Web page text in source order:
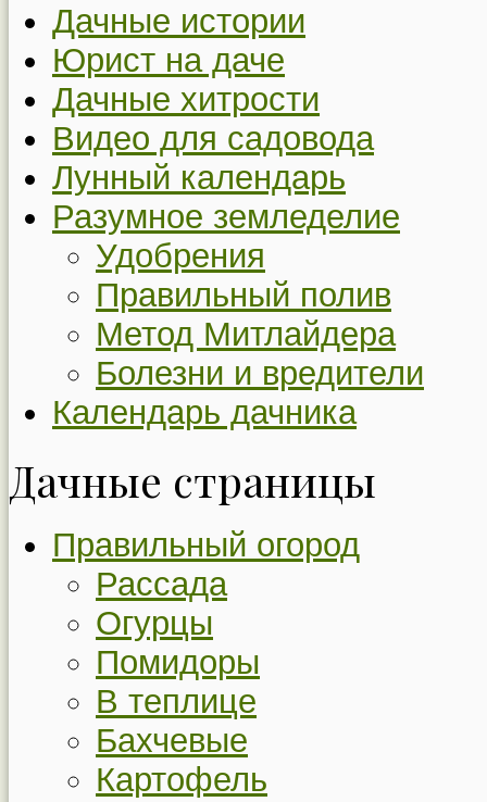
Дачные истории
Юрист на даче
Дачные хитрости
Видео для садовода
Лунный календарь
Разумное земледелие
Удобрения
Правильный полив
Метод Митлайдера
Болезни и вредители
Календарь дачника
Дачные страницы
Правильный огород
Рассада
Огурцы
Помидоры
В теплице
Бахчевые
Картофель